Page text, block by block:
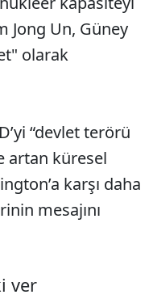
Jong Un, Güney
olarak
“devlet terörü
artan küresel
karşı daha
mesajını
ver